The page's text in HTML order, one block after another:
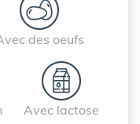
des oeufs
Avec lactose